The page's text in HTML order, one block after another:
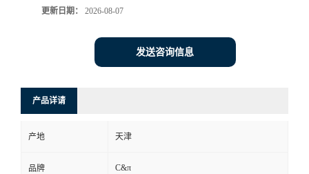
更新日期： 2026-08-07
发送咨询信息
产品详请
产地 天津
品牌 C&π